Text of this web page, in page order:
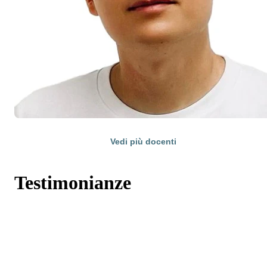
Vedi più docenti
Testimonianze